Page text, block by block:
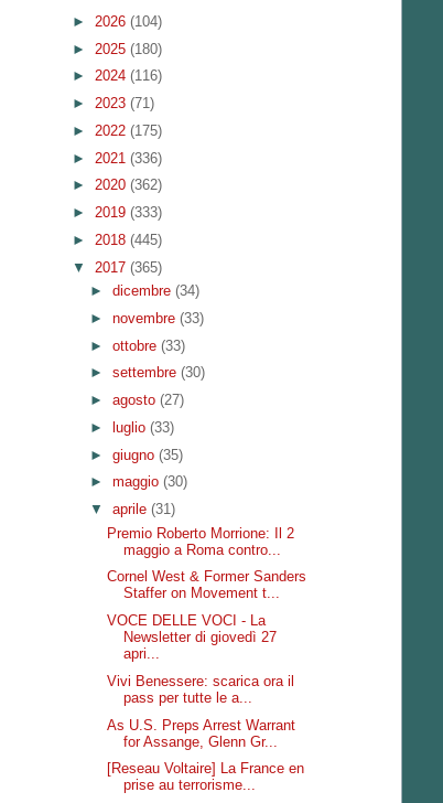
► 2026 (104)
► 2025 (180)
► 2024 (116)
► 2023 (71)
► 2022 (175)
► 2021 (336)
► 2020 (362)
► 2019 (333)
► 2018 (445)
▼ 2017 (365)
► dicembre (34)
► novembre (33)
► ottobre (33)
► settembre (30)
► agosto (27)
►
luglio (33)
► giugno (35)
► maggio (30)
▼ aprile (31)
Premio Roberto Morrione: Il 2
maggio a Roma contro...
Cornel West & Former Sanders
Staffer on Movement t...
VOCE DELLE VOCI - La
Newsletter di giovedì 27
apri...
Vivi Benessere: scarica ora il
pass per tutte le a...
As U.S. Preps Arrest Warrant
for Assange, Glenn Gr...
[Reseau Voltaire] La France en
prise au terrorisme...